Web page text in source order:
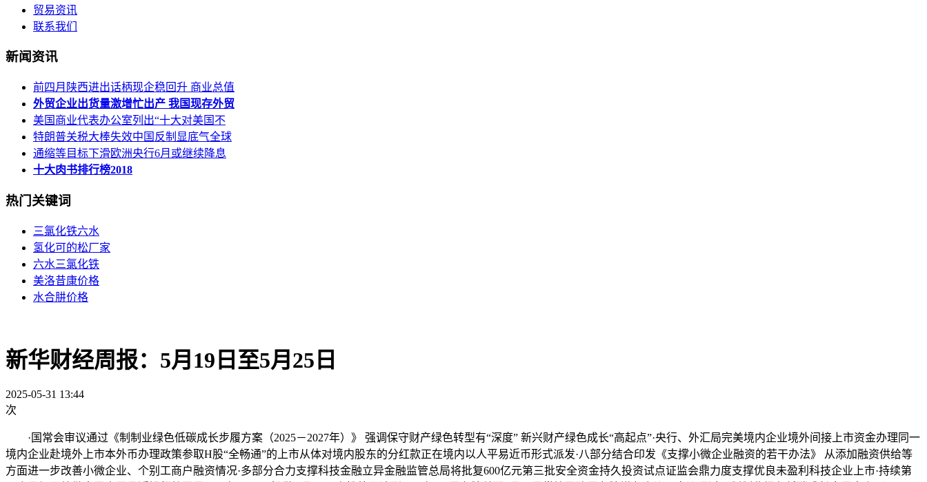
贸易资讯
联系我们
新闻资讯
前四月陕西进出话柄现企稳回升 商业总值
外贸企业出货量激增忙出产 我国现存外贸
美国商业代表办公室列出“十大对美国不
特朗普关税大棒失效中国反制显底气全球
通缩等目标下滑欧洲央行6月或继续降息
十大肉书排行榜2018
热门关键词
三氯化铁六水
氢化可的松厂家
六水三氯化铁
美洛昔康价格
水合肼价格
新华财经周报：5月19日至5月25日
2025-05-31 13:44
次
·国常会审议通过《制制业绿色低碳成长步履方案（2025－2027年）》 强调保守财产绿色转型有“深度” 新兴财产绿色成长“高起点”·央行、外汇局完美境内企业境外间接上市资金办理同一
境内企业赴境外上市本外币办理政策参取H股“全畅通”的上市从体对境内股东的分红款正在境内以人平易近币形式派发·八部分结合印发《支撑小微企业融资的若干办法》 从添加融资供给等
方面进一步改善小微企业、个别工商户融资情况·多部分合力支撑科技金融立异金融监管总局将批复600亿元第三批安全资金持久投资试点证监会鼎力度支撑优良未盈利科技企业上市·持续第